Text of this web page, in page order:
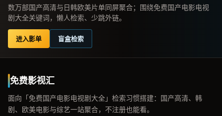
数万部国产高清与日韩欧美片单同屏聚合；围绕免费国产电影电视
剧大全关键词，懒人检索、少跳外链。
进入影单 盲盒检索
免费影视汇
面向「免费国产电影电视剧大全」检索习惯搭建：国产高清、韩
剧、欧美电影与综艺一站聚合，不注册也能看。